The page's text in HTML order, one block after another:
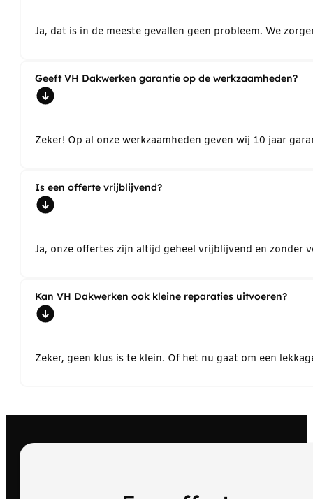
Ja, dat is in de meeste gevallen geen probleem. We
Geeft VH Dakwerken garantie op de werkzaamheden?
Zeker! Op al onze werkzaamheden geven wij 10 jaar
Is een offerte vrijblijvend?
Ja, onze offertes zijn altijd geheel vrijblijvend en
Kan VH Dakwerken ook kleine reparaties uitvoeren?
Zeker, geen klus is te klein. Of het nu gaat om een